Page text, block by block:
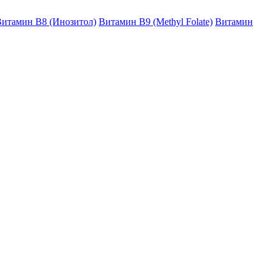
B8 (Инозитол) Витамин B9 (Methyl Folate) Витамин